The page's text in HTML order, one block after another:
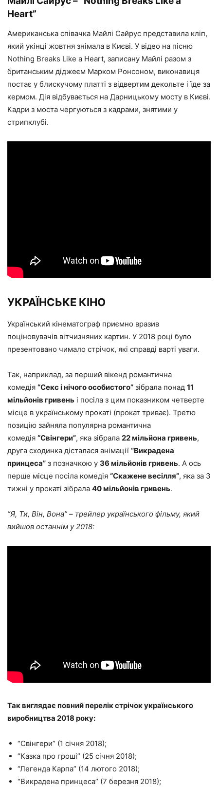
Heart”
Американська співачка Майлі Сайрус представила кліп,
який укінці жовтня знімала в Києві. У відео на пісню
Nothing Breaks Like a Heart, записану Майлі разом з
британським діджеєм Марком Ронсоном, виконавиця
постає у блискучому платті з відвертим декольте і їде за
кермом. Дія відбувається на Дарницькому мосту в Києві.
Кадри з моста чергуються з кадрами, знятими у
стрипклубі.
УКРАЇНСЬКЕ КІНО
Український кінематограф приємно вразив
поціновувачів вітчизняних картин. У 2018 році було
презентовано чимало стрічок, які справді варті уваги.
Так, наприклад, за перший вікенд романтична
комедія “Секс і нічого особистого” зібрала понад 11
мільйонів гривень і посіла з цим показником четверте
місце в українському прокаті (прокат триває). Третю
позицію зайняла популярна романтична
комедія “Свінгери”, яка зібрала 22 мільйона гривень,
друга сходинка дісталася анімації “Викрадена
принцеса” з позначкою у 36 мільйонів гривень. А ось
перше місце посіла комедія “Скажене весілля”, яка за 3
тижні у прокаті зібрала 40 мільйонів гривень.
“Я, Ти, Він, Вона” – трейлер українського фільму, який
вийшов останнім у 2018:
Так виглядає повний перелік стрічок українського
виробництва 2018 року:
“Свінгери” (1 січня 2018);
“Казка про гроші” (25 січня 2018);
“Легенда Карпа” (14 лютого 2018);
“Викрадена принцеса” (7 березня 2018);